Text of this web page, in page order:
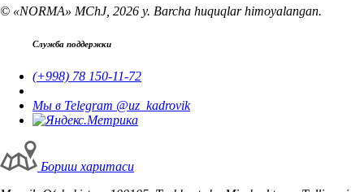
© «NORMA» MChJ, 2026 y. Barcha huquqlar himoyalangan.
Служба поддержки
(+998) 78 150-11-72
Мы в Telegram @uz_kadrovik
Бориш харитаси